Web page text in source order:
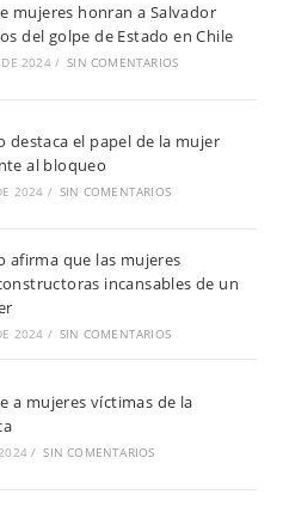
mujeres honran a Salvador
del golpe de Estado en Chile
DE 2024 / SIN COMENTARIOS
destaca el papel de la mujer
al bloqueo
2024 / SIN COMENTARIOS
afirma que las mujeres
incansables de un
2024 / SIN COMENTARIOS
a mujeres víctimas de la
/ SIN COMENTARIOS